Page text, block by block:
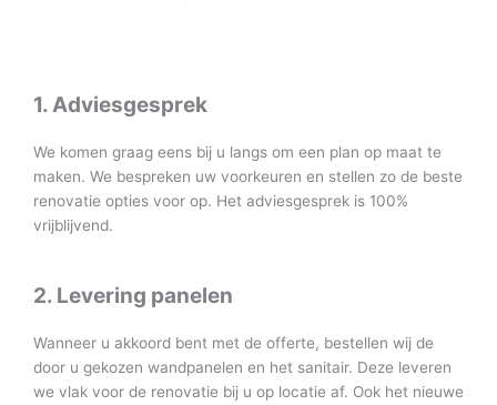
1. Adviesgesprek
We komen graag eens bij u langs om een plan op maat te
maken. We bespreken uw voorkeuren en stellen zo de beste
renovatie opties voor op. Het adviesgesprek is 100%
vrijblijvend.
2. Levering panelen
Wanneer u akkoord bent met de offerte, bestellen wij de
door u gekozen wandpanelen en het sanitair. Deze leveren
we vlak voor de renovatie bij u op locatie af. Ook het nieuwe